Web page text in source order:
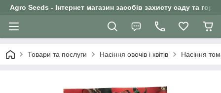
Agro Seeds - Інтернет магазин засобів захисту саду та
Товари та послуги Насіння овочів і квітів Насіння